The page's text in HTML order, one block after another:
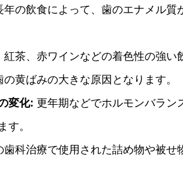
年の飲食によって、歯のエナメル質
紅茶、赤ワインなどの着色性の強い
の黄ばみの大きな原因となります。
変化: 更年期などでホルモンバラン
す。
歯科治療で使用された詰め物や被